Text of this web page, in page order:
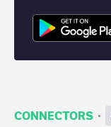
CONNECTORS ·